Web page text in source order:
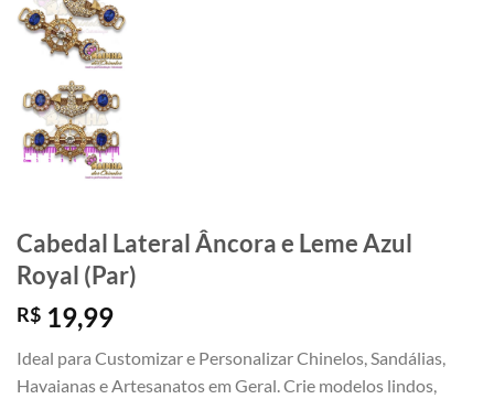
Cabedal Lateral Âncora e Leme Azul
Royal (Par)
R$ 19,99
Ideal para Customizar e Personalizar Chinelos, Sandálias,
Havaianas e Artesanatos em Geral. Crie modelos lindos,